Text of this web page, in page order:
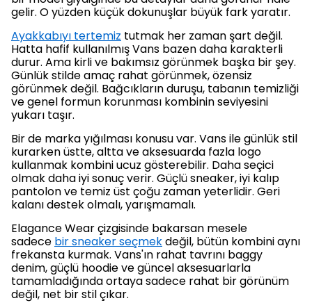
gelir. O yüzden küçük dokunuşlar büyük fark yaratır.
Ayakkabıyı tertemiz tutmak her zaman şart değil.
Hatta hafif kullanılmış Vans bazen daha karakterli
durur. Ama kirli ve bakımsız görünmek başka bir şey.
Günlük stilde amaç rahat görünmek, özensiz
görünmek değil. Bağcıkların duruşu, tabanın temizliği
ve genel formun korunması kombinin seviyesini
yukarı taşır.
Bir de marka yığılması konusu var. Vans ile günlük stil
kurarken üstte, altta ve aksesuarda fazla logo
kullanmak kombini ucuz gösterebilir. Daha seçici
olmak daha iyi sonuç verir. Güçlü sneaker, iyi kalıp
pantolon ve temiz üst çoğu zaman yeterlidir. Geri
kalanı destek olmalı, yarışmamalı.
Elagance Wear çizgisinde bakarsan mesele
sadece bir sneaker seçmekdeğil, bütün kombini aynı
frekansta kurmak. Vans'ın rahat tavrını baggy
denim, güçlü hoodie ve güncel aksesuarlarla
tamamladığında ortaya sadece rahat bir görünüm
değil, net bir stil çıkar.